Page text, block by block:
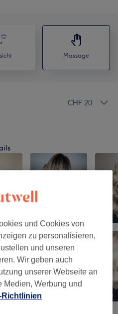
Massage
CHF 20
und Cookies von
zu personalisieren,
und unseren
Wir geben auch
unserer Webseite an
Medien, Werbung und